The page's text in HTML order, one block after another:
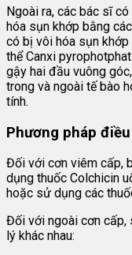
Ngoài ra, các bác sĩ
hóa sụn khớp bằng
có bị vôi hóa sụn
thể Canxi
gậy hai đầu vuông
trong và ngoài tế bào
tính.
Phương pháp
Đối với cơn viêm cấp,
dụng thuốc Colchicin
hoặc sử dụng các
Đối với ngoài cơn cấp,
lý khác nhau: